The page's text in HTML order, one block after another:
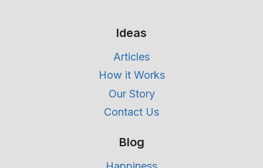
Ideas
Articles
How it Works
Our Story
Contact Us
Blog